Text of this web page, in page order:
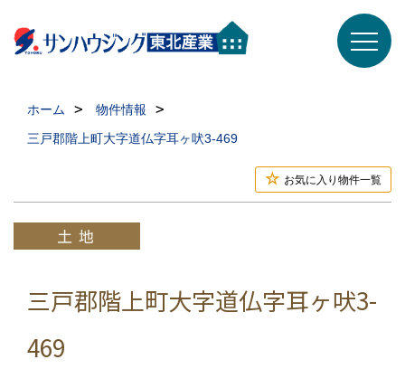
ホーム
物件情報
三戸郡階上町大字道仏字耳ヶ吠3-469
お気に入り物件一覧
三戸郡階上町大字道仏字耳ヶ吠3-
469